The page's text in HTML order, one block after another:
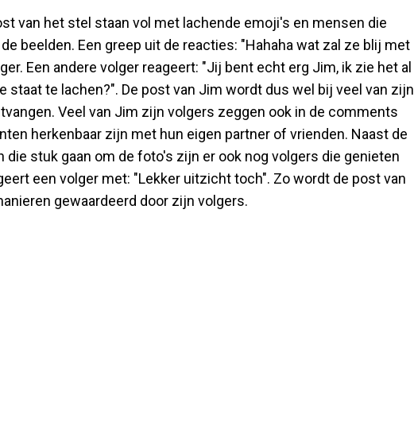
van het stel staan vol met lachende emoji's en mensen die
beelden. Een greep uit de reacties: "Hahaha wat zal ze blij met
Een andere volger reageert: "Jij bent echt erg Jim, ik zie het al
staat te lachen?". De post van Jim wordt dus wel bij veel van zijn
Veel van Jim zijn volgers zeggen ook in de comments
herkenbaar zijn met hun eigen partner of vrienden. Naast de
die stuk gaan om de foto's zijn er ook nog volgers die genieten
een volger met: "Lekker uitzicht toch". Zo wordt de post van
gewaardeerd door zijn volgers.